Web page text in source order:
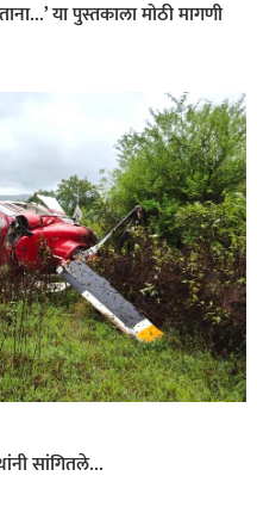
या पुस्तकाला मोठी मागणी
सांगितले…